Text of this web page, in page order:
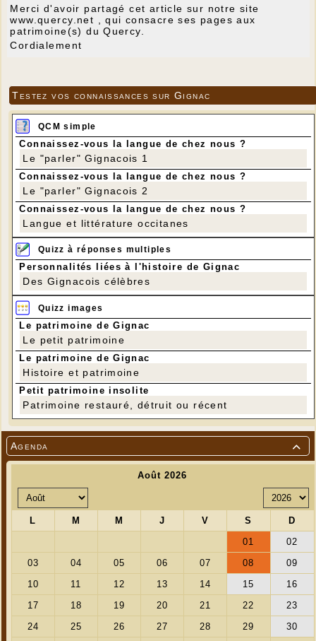

Agenda
Merci d'avoir partagé cet article sur notre site
www.quercy.net , qui consacre ses pages aux
patrimoine(s) du Quercy.
Cordialement
Testez vos connaissances sur Gignac
QCM simple
Connaissez-vous la langue de chez nous ?
Le "parler" Gignacois 1
Connaissez-vous la langue de chez nous ?
Le "parler" Gignacois 2
Connaissez-vous la langue de chez nous ?
Langue et littérature occitanes
Quizz à réponses multiples
Personnalités liées à l'histoire de Gignac
Des Gignacois célèbres
Quizz images
Le patrimoine de Gignac
Le petit patrimoine
Le patrimoine de Gignac
Histoire et patrimoine
Petit patrimoine insolite
Patrimoine restauré, détruit ou récent